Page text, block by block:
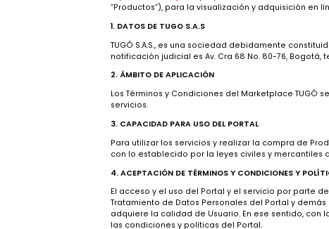
El portalwww.tugo.co
“Productos”), para la visualización y
1. DATOS DE TUGO S.A.S
notificación judicial es Av. Cra 68 No. 80-76,
Los Términos y Condiciones del
servicios.
3. CAPACIDAD PARA USO DEL PORTAL
Para utilizar los servicios y realizar la
con lo establecido por la leyes civiles y